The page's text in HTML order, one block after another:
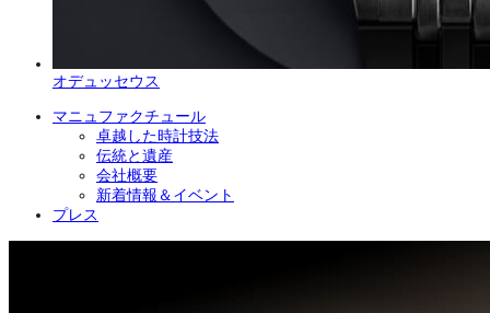
オデュッセウス
マニュファクチュール
卓越した時計技法
伝統と遺産
会社概要
新着情報＆イベント
プレス